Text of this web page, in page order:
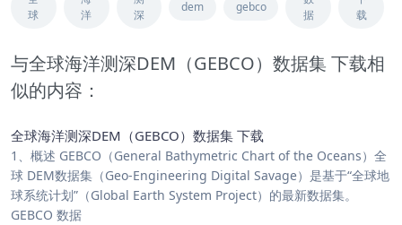
球
洋
深
dem gebco
据
载
与全球海洋测深DEM（GEBCO）数据集 下载相
似的内容：
全球海洋测深DEM（GEBCO）数据集 下载
1、概述 GEBCO（General Bathymetric Chart of the Oceans）全
球 DEM数据集（Geo-Engineering Digital Savage）是基于“全球地
球系统计划”（Global Earth System Project）的最新数据集。
GEBCO 数据